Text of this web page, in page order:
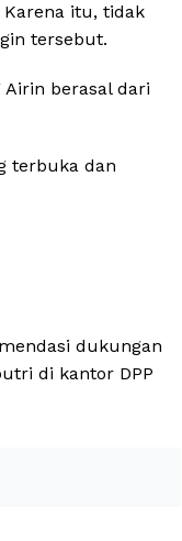
itu, tidak
tersebut.
berasal dari
terbuka dan
dukungan
di kantor DPP